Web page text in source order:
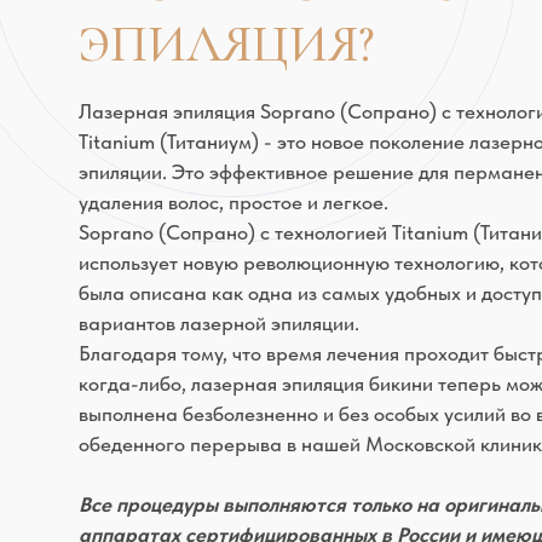
Лазерная эпиляция Soprano (Сопрано) с технологией
Titanium (Титаниум) - это новое поколение лазерной
удаления волос, простое и легкое.
Soprano (Сопрано) с технологией Titanium (Титаниум)
использует новую революционную технологию, которая
была описана как одна из самых удобных и доступных
вариантов лазерной эпиляции.
Благодаря тому, что время лечения проходит быстрее,
когда-либо, лазерная эпиляция бикини теперь может
выполнена безболезненно и без особых усилий во время
обеденного перерыва в нашей Московской клинике.
Все процедуры выполняются только на оригинальных
аппаратах сертифицированных в России и имеющих
регистрационные удостоверения